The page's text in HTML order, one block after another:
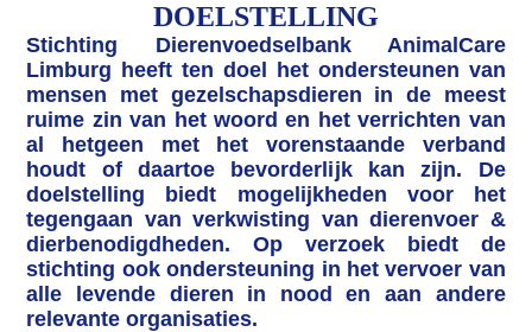
DOELSTELLING
Stichting Dierenvoedselbank AnimalCare
Limburg heeft ten doel het ondersteunen van
mensen met gezelschapsdieren in de meest
ruime zin van het woord en het verrichten van
al hetgeen met het vorenstaande verband
houdt of daartoe bevorderlijk kan zijn. De
doelstelling biedt mogelijkheden voor het
tegengaan van verkwisting van dierenvoer &
dierbenodigdheden. Op verzoek biedt de
stichting ook ondersteuning in het vervoer van
alle levende dieren in nood en aan andere
relevante organisaties.